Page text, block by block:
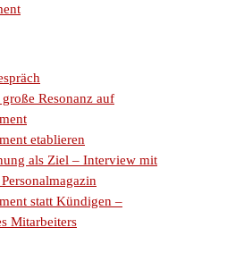
Resonanz auf
etablieren
als Ziel – Interview mit
statt Kündigen –
Mitarbeiters